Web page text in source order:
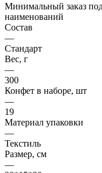
Минимальный заказ
наименований
Состав
—
Стандарт
Вес, г
—
300
Конфет в наборе, шт
—
19
Материал упаковки
—
Текстиль
Размер, см
—